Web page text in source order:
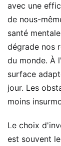
avec une
de nous-
santé
dégrade nos
du monde. À
surface
jour. Les
moins
Le choix
est souvent